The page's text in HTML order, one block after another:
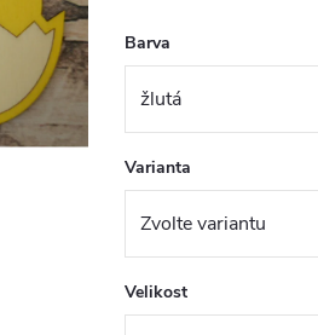
Barva
Varianta
Velikost